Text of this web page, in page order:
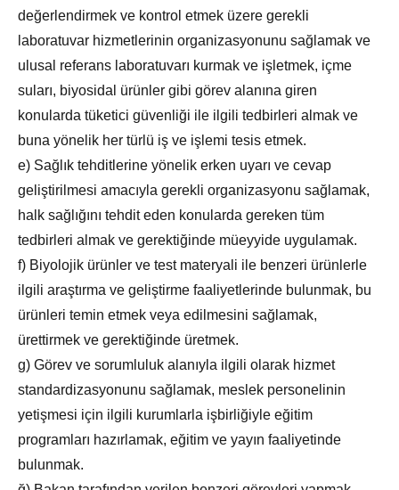
değerlendirmek ve kontrol etmek üzere gerekli
laboratuvar hizmetlerinin organizasyonunu sağlamak ve
ulusal referans laboratuvarı kurmak ve işletmek, içme
suları, biyosidal ürünler gibi görev alanına giren
konularda tüketici güvenliği ile ilgili tedbirleri almak ve
buna yönelik her türlü iş ve işlemi tesis etmek.
e) Sağlık tehditlerine yönelik erken uyarı ve cevap
geliştirilmesi amacıyla gerekli organizasyonu sağlamak,
halk sağlığını tehdit eden konularda gereken tüm
tedbirleri almak ve gerektiğinde müeyyide uygulamak.
f) Biyolojik ürünler ve test materyali ile benzeri ürünlerle
ilgili araştırma ve geliştirme faaliyetlerinde bulunmak, bu
ürünleri temin etmek veya edilmesini sağlamak,
ürettirmek ve gerektiğinde üretmek.
g) Görev ve sorumluluk alanıyla ilgili olarak hizmet
standardizasyonunu sağlamak, meslek personelinin
yetişmesi için ilgili kurumlarla işbirliğiyle eğitim
programları hazırlamak, eğitim ve yayın faaliyetinde
bulunmak.